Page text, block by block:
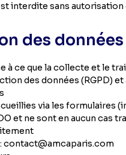
interdite sans
des
à ce que la collecte et le
des données (RGPD)
via les formulaires
et ne sont en aucun cas
: contact@amcaparis.com